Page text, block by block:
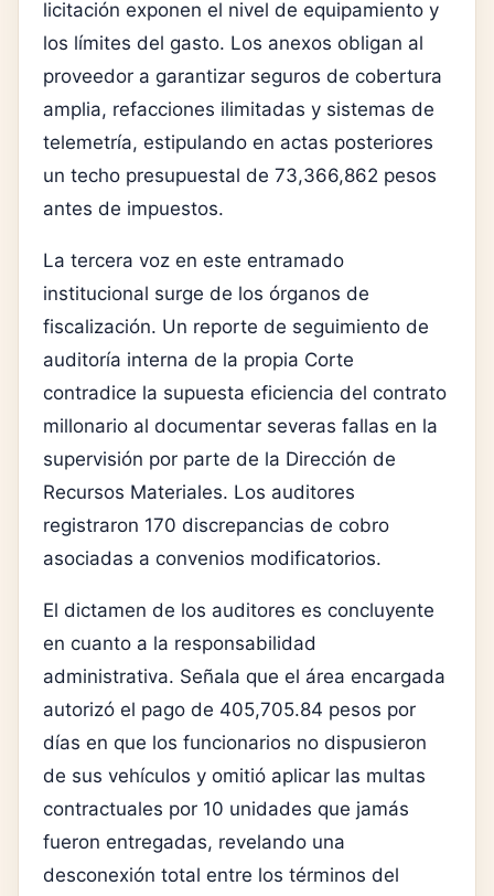
licitación exponen el nivel de equipamiento y
los límites del gasto. Los anexos obligan al
proveedor a garantizar seguros de cobertura
amplia, refacciones ilimitadas y sistemas de
telemetría, estipulando en actas posteriores
un techo presupuestal de 73,366,862 pesos
antes de impuestos.
La tercera voz en este entramado
institucional surge de los órganos de
fiscalización. Un reporte de seguimiento de
auditoría interna de la propia Corte
contradice la supuesta eficiencia del contrato
millonario al documentar severas fallas en la
supervisión por parte de la Dirección de
Recursos Materiales. Los auditores
registraron 170 discrepancias de cobro
asociadas a convenios modificatorios.
El dictamen de los auditores es concluyente
en cuanto a la responsabilidad
administrativa. Señala que el área encargada
autorizó el pago de 405,705.84 pesos por
días en que los funcionarios no dispusieron
de sus vehículos y omitió aplicar las multas
contractuales por 10 unidades que jamás
fueron entregadas, revelando una
desconexión total entre los términos del